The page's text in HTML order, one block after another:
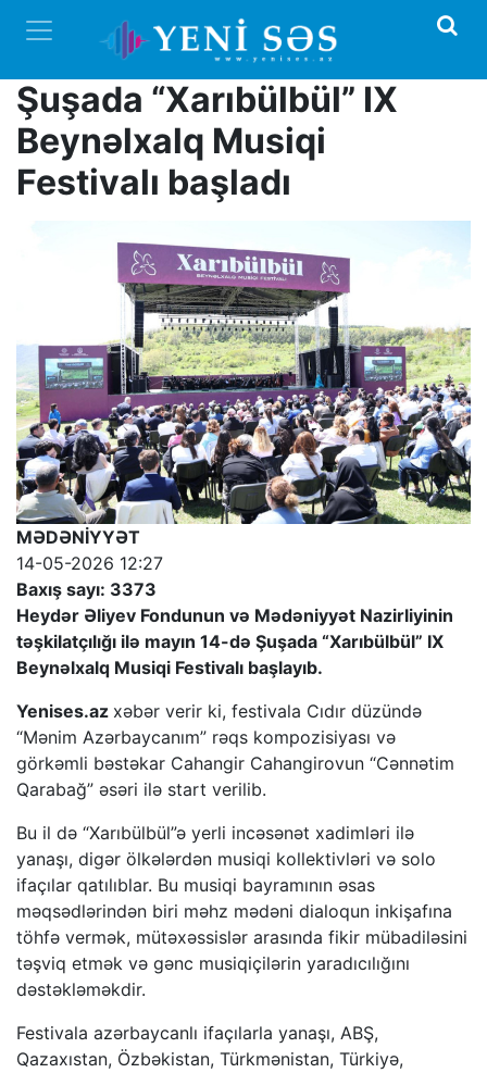
Şuşada “Xarıbülbül” IX
Beynəlxalq Musiqi
Festivalı başladı
MƏDƏNİYYƏT
14-05-2026 12:27
Baxış sayı: 3373
Heydər Əliyev Fondunun və Mədəniyyət Nazirliyinin
təşkilatçılığı ilə mayın 14-də Şuşada “Xarıbülbül” IX
Beynəlxalq Musiqi Festivalı başlayıb.
Yenises.az xəbər verir ki, festivala Cıdır düzündə
“Mənim Azərbaycanım” rəqs kompozisiyası və
görkəmli bəstəkar Cahangir Cahangirovun “Cənnətim
Qarabağ” əsəri ilə start verilib.
Bu il də “Xarıbülbül”ə yerli incəsənət xadimləri ilə
yanaşı, digər ölkələrdən musiqi kollektivləri və solo
ifaçılar qatılıblar. Bu musiqi bayramının əsas
məqsədlərindən biri məhz mədəni dialoqun inkişafına
töhfə vermək, mütəxəssislər arasında fikir mübadiləsini
təşviq etmək və gənc musiqiçilərin yaradıcılığını
dəstəkləməkdir.
Festivala azərbaycanlı ifaçılarla yanaşı, ABŞ,
Qazaxıstan, Özbəkistan, Türkmənistan, Türkiyə,